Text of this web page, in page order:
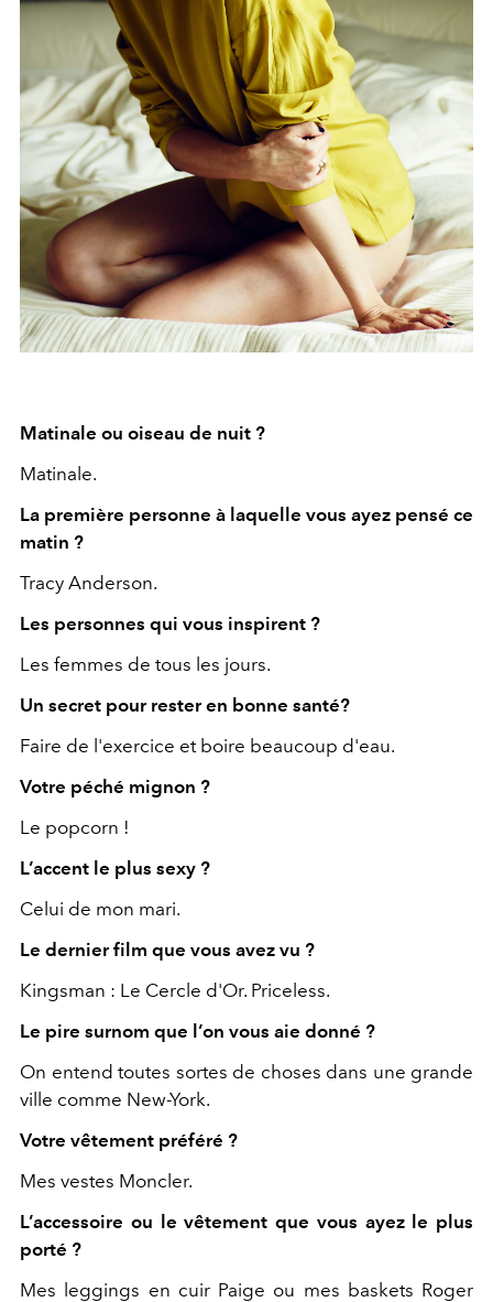
Matinale ou oiseau de nuit ?
Matinale.
La première personne à laquelle vous ayez pensé ce
matin ?
Tracy Anderson.
Les personnes qui vous inspirent ?
Les femmes de tous les jours.
Un secret pour rester en bonne santé?
Faire de l'exercice et boire beaucoup d'eau.
Votre péché mignon ?
Le popcorn !
L’accent le plus sexy ?
Celui de mon mari.
Le dernier film que vous avez vu ?
Kingsman : Le Cercle d'Or. Priceless.
Le pire surnom que l’on vous aie donné ?
On entend toutes sortes de choses dans une grande
ville comme New-York.
Votre vêtement préféré ?
Mes vestes Moncler.
L’accessoire ou le vêtement que vous ayez le plus
porté ?
Mes leggings en cuir Paige ou mes baskets Roger